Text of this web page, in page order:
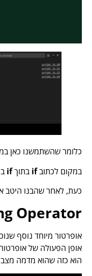
כלומר שהשתמשנו כאן
במקום לכתובif בתוךif
כעת, לאחר שהבנו היטב
Operator
אופרטור מיוחד נוסף
אופן הפעולה של
הוא כזה שהוא מדמה מצב